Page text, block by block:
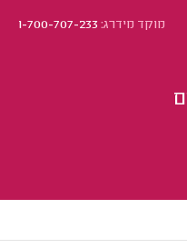
מוקד מידרג:1-700-707-233